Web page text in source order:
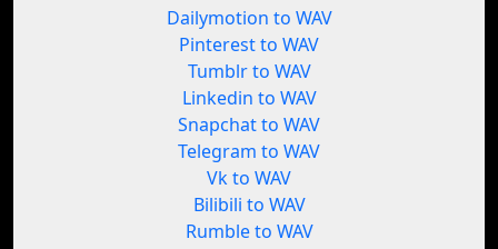
Dailymotion to WAV
Pinterest to WAV
Tumblr to WAV
Linkedin to WAV
Snapchat to WAV
Telegram to WAV
Vk to WAV
Bilibili to WAV
Rumble to WAV